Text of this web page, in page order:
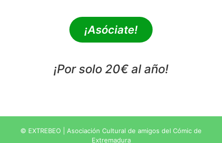
¡Asóciate!
¡Por solo 20€ al año!
© EXTREBEO | Asociación Cultural de amigos del Cómic de
Extremadura